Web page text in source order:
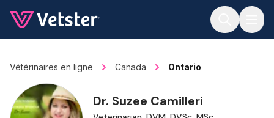
Vétérinaires en ligne Canada Ontario
Dr. Suzee Camilleri